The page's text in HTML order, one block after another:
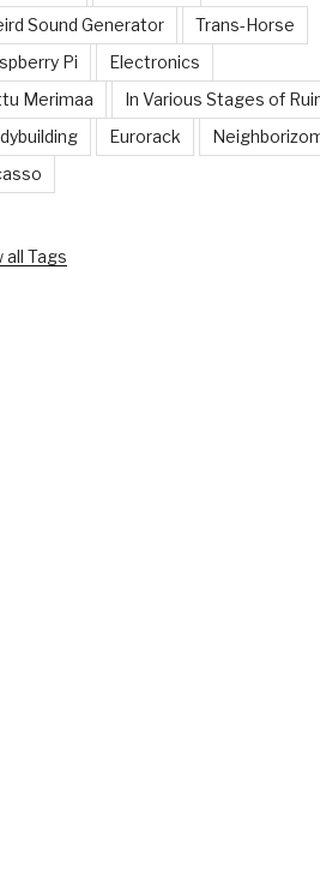
Sound Generator
Trans-Horse
Pi
Electronics
Merimaa
In Various Stages of
Eurorack
all Tags